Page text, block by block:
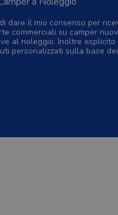
dare il mio consenso per
commerciali su camper
al noleggio. Inoltre
personalizzati sulla base